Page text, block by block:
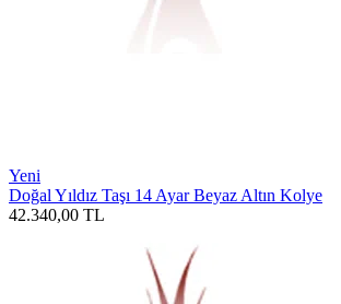
Yeni
Doğal Yıldız Taşı 14 Ayar Beyaz Altın Kolye
42.340,00 TL